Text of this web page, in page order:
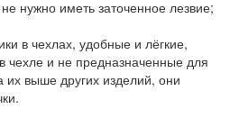
нужно иметь заточенное лезвие;
в чехлах, удобные и лёгкие,
и не предназначенные для
их выше других изделий, они